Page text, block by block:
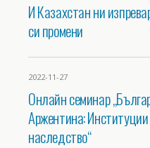
И Казахстан ни
си промени
2022-11-27
Онлайн семинар
Аржентина:
наследство“